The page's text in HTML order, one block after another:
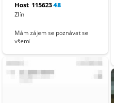
Host_11562348
Zlín
Mám zájem se poznávat se
všemi